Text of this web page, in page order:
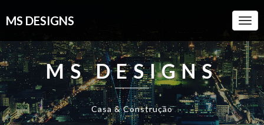
MS DESIGNS
MS DESIGNS
Casa & Construção